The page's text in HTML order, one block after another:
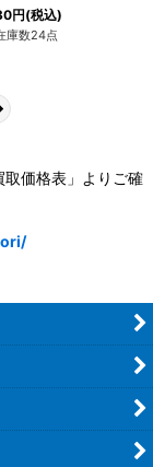
円(税込)
庫数24点
価格表」よりご確